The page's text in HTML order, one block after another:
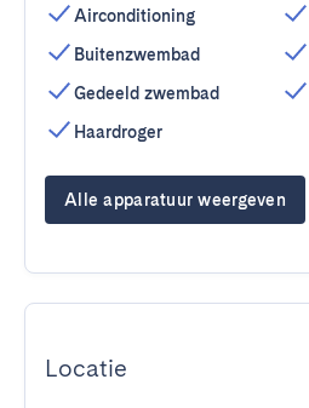
Airconditioning
Buitenzwembad
Gedeeld zwembad
Haardroger
Alle apparatuur weergeven
Locatie